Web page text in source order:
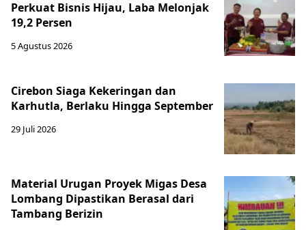
Perkuat Bisnis Hijau, Laba Melonjak
19,2 Persen
5 Agustus 2026
Cirebon Siaga Kekeringan dan
Karhutla, Berlaku Hingga September
29 Juli 2026
Material Urugan Proyek Migas Desa
Lombang Dipastikan Berasal dari
Tambang Berizin